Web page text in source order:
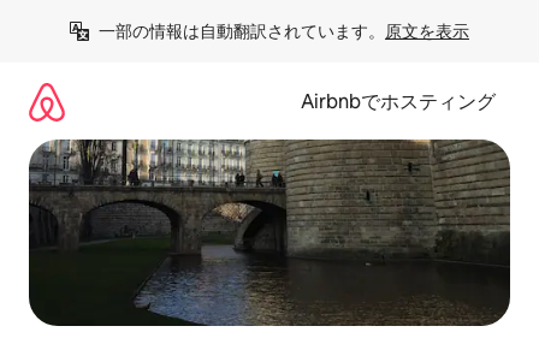
一部の情報は自動翻訳されています。 原文を表示
Airbnbでホスティング